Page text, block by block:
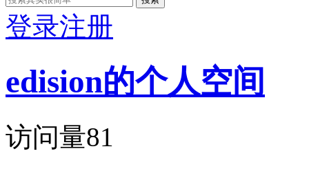
登录注册
edision的个人空间
访问量81